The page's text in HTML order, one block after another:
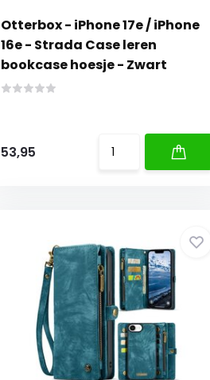
Otterbox - iPhone 17e / iPhone
16e - Strada Case leren
bookcase hoesje - Zwart
53,95